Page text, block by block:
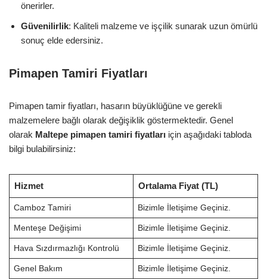
önerirler.
Güvenilirlik: Kaliteli malzeme ve işçilik sunarak uzun ömürlü
sonuç elde edersiniz.
Pimapen Tamiri Fiyatları
Pimapen tamir fiyatları, hasarın büyüklüğüne ve gerekli
malzemelere bağlı olarak değişiklik göstermektedir. Genel
olarak Maltepe pimapen tamiri fiyatları için aşağıdaki tabloda
bilgi bulabilirsiniz:
Hizmet Ortalama Fiyat (TL)
Camboz Tamiri Bizimle İletişime Geçiniz.
Menteşe Değişimi Bizimle İletişime Geçiniz.
Hava Sızdırmazlığı Kontrolü Bizimle İletişime Geçiniz.
Genel Bakım Bizimle İletişime Geçiniz.